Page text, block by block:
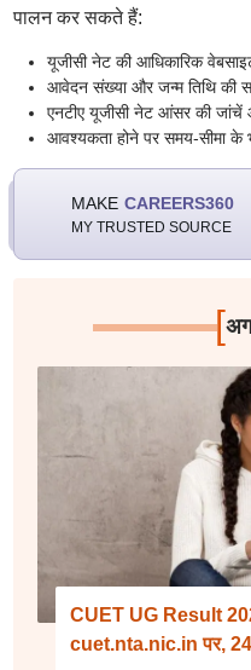
पालन कर सकते हैं:
यूजीसी नेट की आधिकारिक
आवेदन संख्या और जन्म तिथि की
एनटीए यूजीसी नेट आंसर की
आवश्यकता होने पर समय-सीमा के
MAKE CAREERS360
MY TRUSTED SOURCE
[
CUET UG Result
cuet.nta.nic.in पर, 243